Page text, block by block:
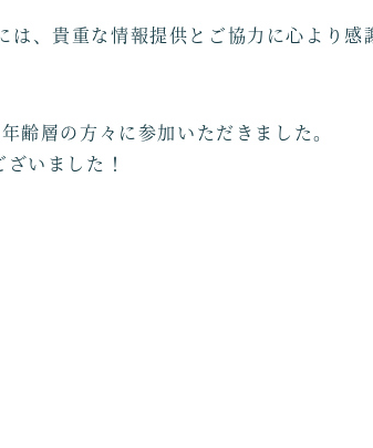
は、貴重な情報提供とご協力に心より感
齢層の方々に参加いただきました。
いました！